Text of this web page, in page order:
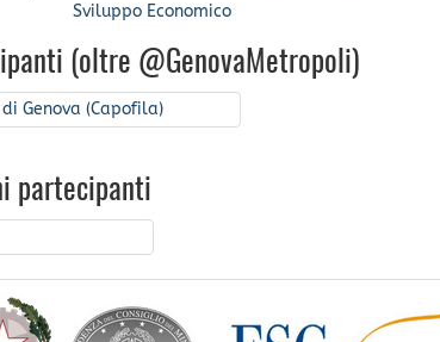
Sviluppo Economico
(oltre @GenovaMetropoli)
di Genova (Capofila)
partecipanti